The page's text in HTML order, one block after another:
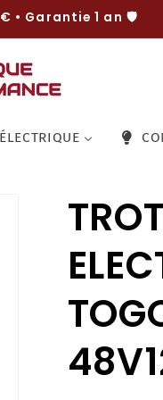
• Garantie 1 an 🛡️